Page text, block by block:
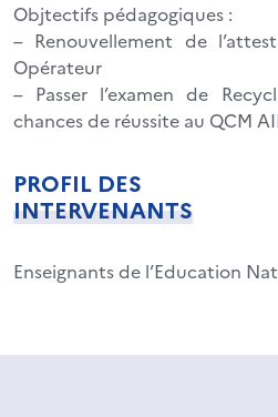
Objtectifs pédagogiques :
– Renouvellement de
Opérateur
– Passer l’examen de
chances de réussite au QCM
PROFIL DES
INTERVENANTS
Enseignants de l’Education